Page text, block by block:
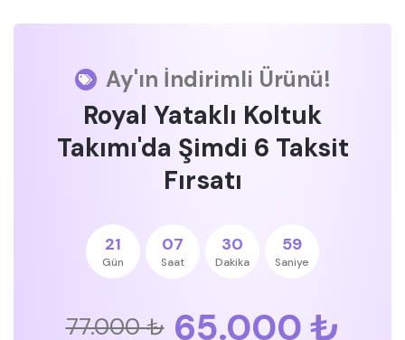
Ay'ın İndirimli Ürünü!
Royal Yataklı Koltuk
Takımı'da Şimdi 6 Taksit
Fırsatı
21
Gün
07
Saat
30
Dakika
59
Saniye
77.000 ₺ 65.000 ₺